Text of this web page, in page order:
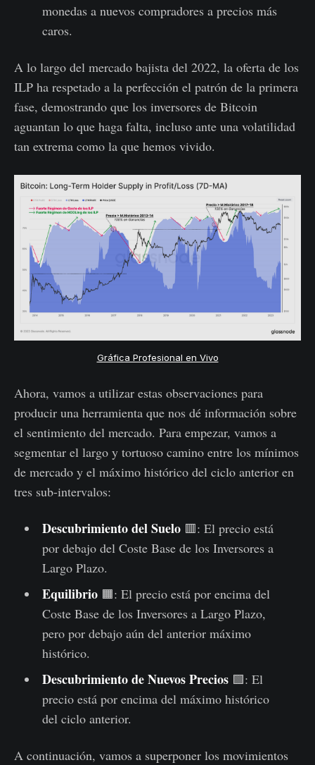
monedas a nuevos compradores a precios más
caros.
A lo largo del mercado bajista del 2022, la oferta de los
ILP ha respetado a la perfección el patrón de la primera
fase, demostrando que los inversores de Bitcoin
aguantan lo que haga falta, incluso ante una volatilidad
tan extrema como la que hemos vivido.
Gráfica Profesional en Vivo
Ahora, vamos a utilizar estas observaciones para
producir una herramienta que nos dé información sobre
el sentimiento del mercado. Para empezar, vamos a
segmentar el largo y tortuoso camino entre los mínimos
de mercado y el máximo histórico del ciclo anterior en
tres sub-intervalos:
Descubrimiento del Suelo🟥: El precio está
por debajo del Coste Base de los Inversores a
Largo Plazo.
Equilibrio🟧: El precio está por encima del
Coste Base de los Inversores a Largo Plazo,
pero por debajo aún del anterior máximo
histórico.
Descubrimiento de Nuevos Precios🟩: El
precio está por encima del máximo histórico
del ciclo anterior.
A continuación, vamos a superponer los movimientos